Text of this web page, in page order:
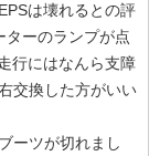
は壊れるとの評
ターのランプが点
行にはなんら支障
交換した方がいい
ーツが切れまし